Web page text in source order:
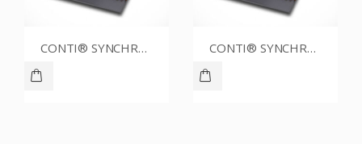
CONTI® SYNCHROBELT 86XL025 CONTI® SYNCHROBELT 76XL025